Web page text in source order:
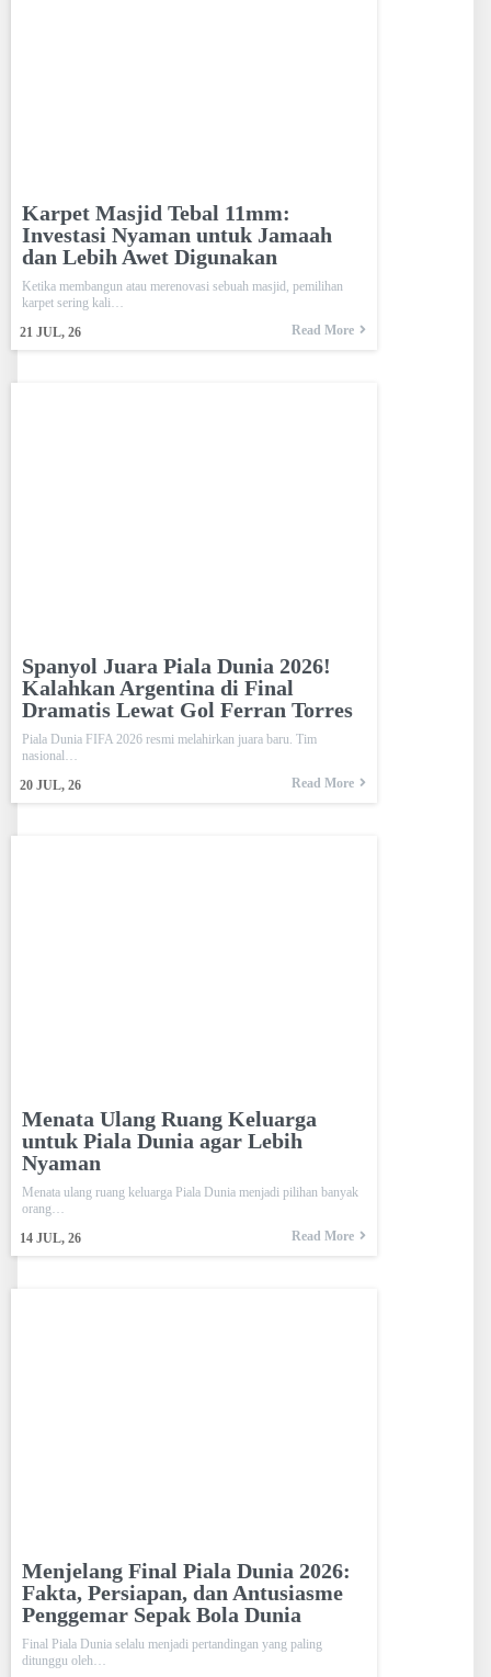
Karpet Masjid Tebal 11mm:
Investasi Nyaman untuk Jamaah
dan Lebih Awet Digunakan
21 JUL, 26
Ketika membangun atau merenovasi sebuah masjid, pemilihan
karpet sering kali…
Read More
Spanyol Juara Piala Dunia 2026!
Kalahkan Argentina di Final
Dramatis Lewat Gol Ferran Torres
20 JUL, 26
Piala Dunia FIFA 2026 resmi melahirkan juara baru. Tim
nasional…
Read More
Menata Ulang Ruang Keluarga
untuk Piala Dunia agar Lebih
Nyaman
14 JUL, 26
Menata ulang ruang keluarga Piala Dunia menjadi pilihan banyak
orang…
Read More
Menjelang Final Piala Dunia 2026:
Fakta, Persiapan, dan Antusiasme
Penggemar Sepak Bola Dunia
Final Piala Dunia selalu menjadi pertandingan yang paling
ditunggu oleh…